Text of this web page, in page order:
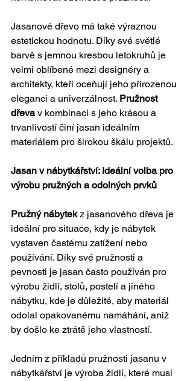
Jasanové dřevo má také výraznou
estetickou hodnotu. Díky své světlé
barvě s jemnou kresbou letokruhů je
velmi oblíbené mezi designéry a
architekty, kteří oceňují jeho přirozenou
eleganci a univerzálnost. Pružnost
dřeva v kombinaci s jeho krásou a
trvanlivostí činí jasan ideálním
materiálem pro širokou škálu projektů.
Jasan v nábytkářství: Ideální volba pro
výrobu pružných a odolných prvků
Pružný nábytek z jasanového dřeva je
ideální pro situace, kdy je nábytek
vystaven častému zatížení nebo
používání. Díky své pružnosti a
pevnosti je jasan často používán pro
výrobu židlí, stolů, postelí a jiného
nábytku, kde je důležité, aby materiál
odolal opakovanému namáhání, aniž
by došlo ke ztrátě jeho vlastností.
Jedním z příkladů pružnosti jasanu v
nábytkářství je výroba židlí, které musí